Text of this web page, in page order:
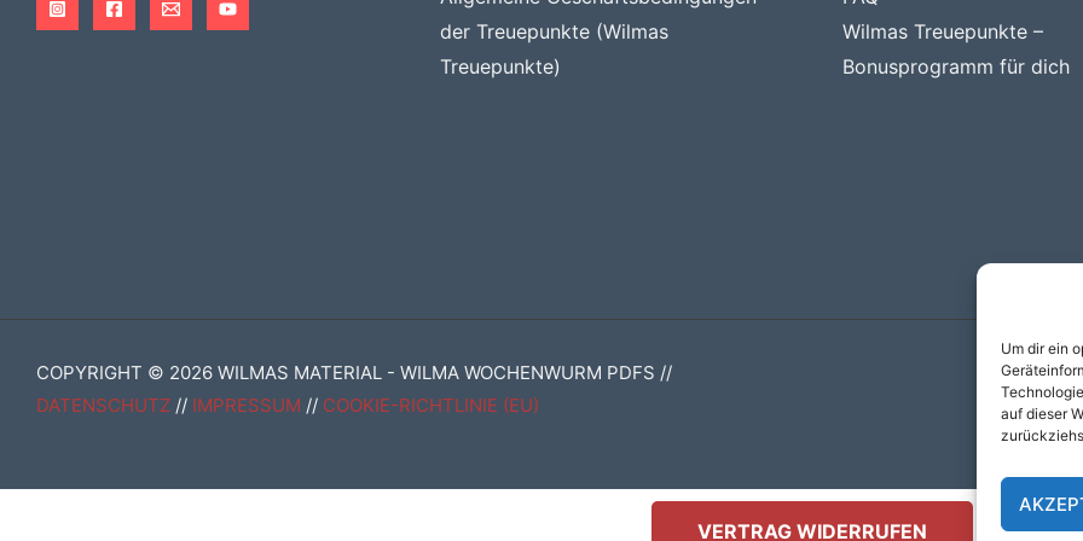
Um dir ein
auf dieser
der Treuepunkte (Wilmas
Treuepunkte)
Wilmas Treuepunkte –
Bonusprogramm für dich
COPYRIGHT © 2026 WILMAS MATERIAL - WILMA WOCHENWURM PDFS //
DATENSCHUTZ // IMPRESSUM // COOKIE-RICHTLINIE (EU)
VERTRAG WIDERRUFEN